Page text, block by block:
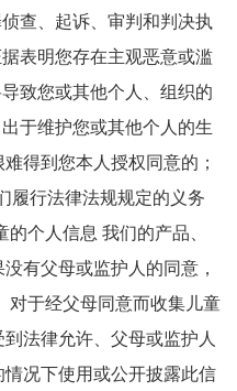
查、起诉、审判和判决执
表明您存在主观恶意或滥
致您或其他个人、组织的
于维护您或其他个人的生
得到您本人授权同意的；
履行法律法规规定的义务
个人信息 我们的产品、
有父母或监护人的同意，
对于经父母同意而收集儿童
法律允许、父母或监护人
况下使用或公开披露此信